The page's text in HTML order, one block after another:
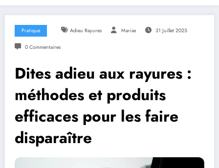
Pratique Adieu Rayures Marise 31 Juillet 2025
0 Commentaires
Dites adieu aux rayures :
méthodes et produits
efficaces pour les faire
disparaître